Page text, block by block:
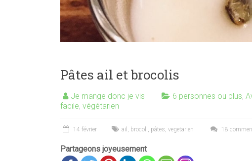
Pâtes ail et brocolis
Je mange donc je vis 6 personnes ou plus,
facile, végétarien
14 février ail , brocoli, pâtes, vegetarien 18
Partageons joyeusement